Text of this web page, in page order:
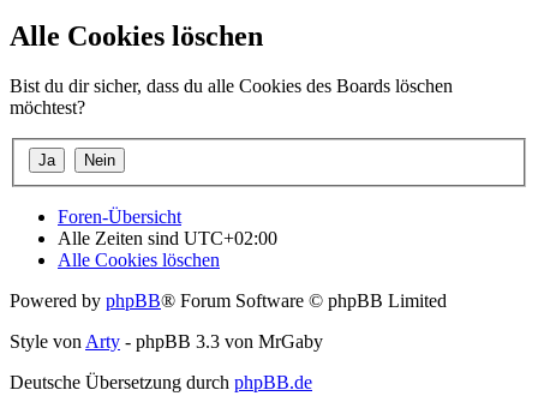
Alle Cookies löschen
Bist du dir sicher, dass du alle Cookies des Boards löschen
möchtest?
Foren-Übersicht
Alle Zeiten sind UTC+02:00
Alle Cookies löschen
Powered by phpBB® Forum Software © phpBB Limited
Style von Arty - phpBB 3.3 von MrGaby
Deutsche Übersetzung durch phpBB.de